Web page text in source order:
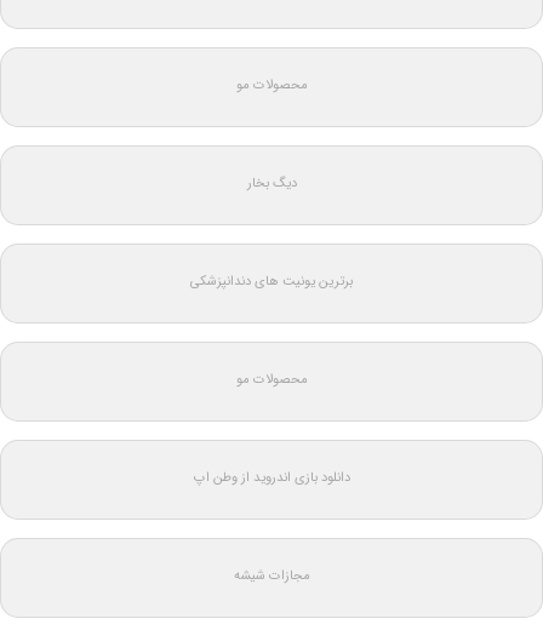
محصولات مو
دیگ بخار
برترین یونیت های دندانپزشکی
محصولات مو
دانلود بازی اندروید از وطن اپ
مجازات شیشه